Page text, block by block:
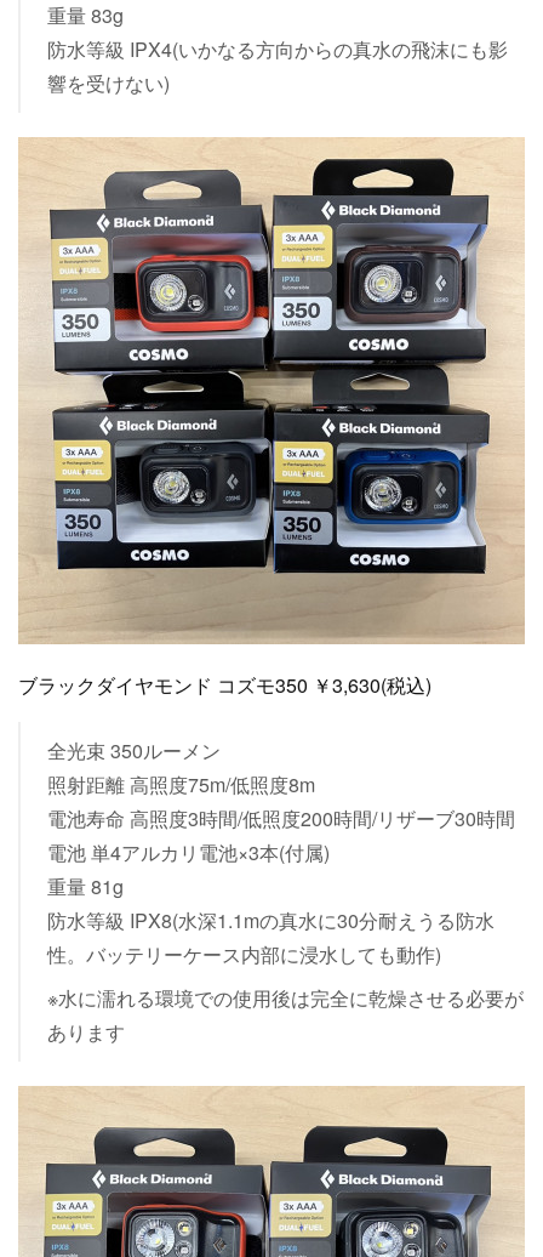
重量 83g
防水等級 IPX4(いかなる方向からの真水の飛沫にも影
響を受けない)
ブラックダイヤモンド コズモ350 ￥3,630(税込)
全光束 350ルーメン
照射距離 高照度75m/低照度8m
電池寿命 高照度3時間/低照度200時間/リザーブ30時間
電池 単4アルカリ電池×3本(付属)
重量 81g
防水等級 IPX8(水深1.1mの真水に30分耐えうる防水
性。バッテリーケース内部に浸水しても動作)
※水に濡れる環境での使用後は完全に乾燥させる必要が
あります